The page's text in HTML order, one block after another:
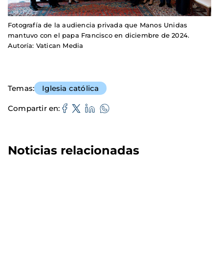
Fotografía de la audiencia privada que Manos Unidas
mantuvo con el papa Francisco en diciembre de 2024.
Autoría: Vatican Media
Temas Iglesia católica
Compartir en
Noticias relacionadas